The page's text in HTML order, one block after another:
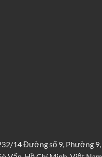
14 Đường số 9, Phường 9,